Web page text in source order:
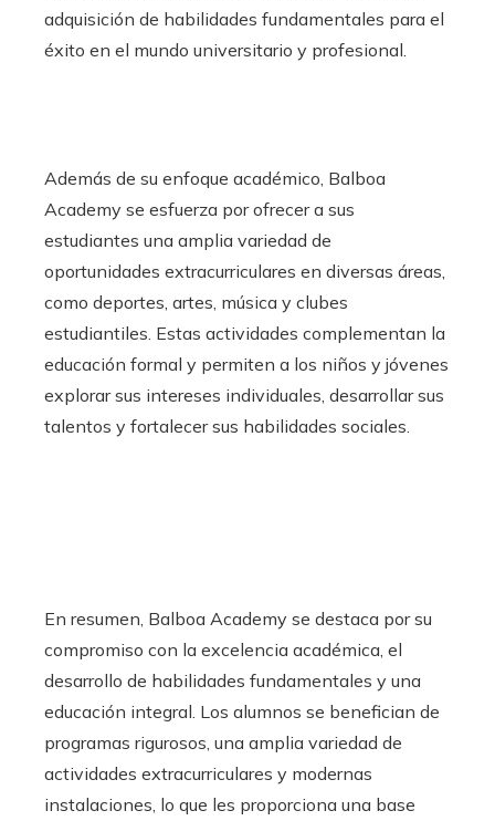
adquisición de habilidades fundamentales para el
éxito en el mundo universitario y profesional.
Además de su enfoque académico, Balboa
Academy se esfuerza por ofrecer a sus
estudiantes una amplia variedad de
oportunidades extracurriculares en diversas áreas,
como deportes, artes, música y clubes
estudiantiles. Estas actividades complementan la
educación formal y permiten a los niños y jóvenes
explorar sus intereses individuales, desarrollar sus
talentos y fortalecer sus habilidades sociales.
En resumen, Balboa Academy se destaca por su
compromiso con la excelencia académica, el
desarrollo de habilidades fundamentales y una
educación integral. Los alumnos se benefician de
programas rigurosos, una amplia variedad de
actividades extracurriculares y modernas
instalaciones, lo que les proporciona una base